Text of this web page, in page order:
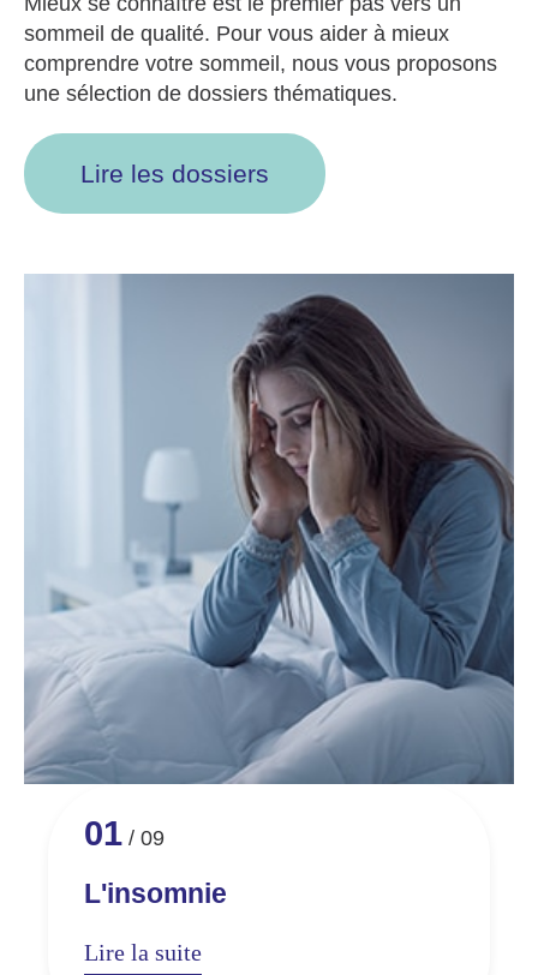
sommeil de qualité. Pour vous aider à mieux
comprendre votre sommeil, nous vous proposons
une sélection de dossiers thématiques.
Lire les dossiers
01 /09
L'insomnie
Lire la suite